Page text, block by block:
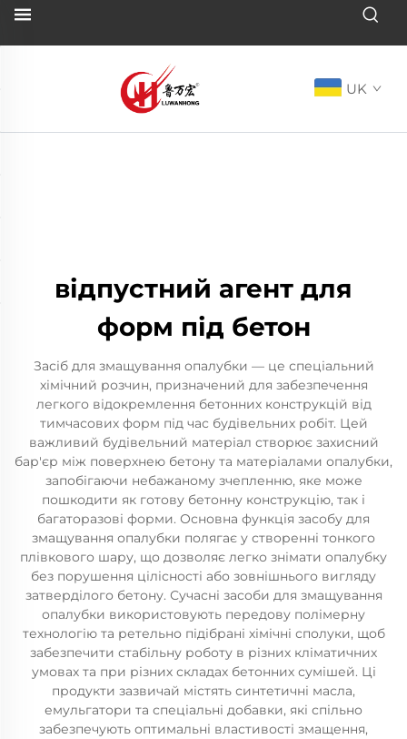
UK
відпустний агент для
форм під бетон
Засіб для змащування опалубки — це спеціальний
хімічний розчин, призначений для забезпечення
легкого відокремлення бетонних конструкцій від
тимчасових форм під час будівельних робіт. Цей
важливий будівельний матеріал створює захисний
бар'єр між поверхнею бетону та матеріалами опалубки,
запобігаючи небажаному зчепленню, яке може
пошкодити як готову бетонну конструкцію, так і
багаторазові форми. Основна функція засобу для
змащування опалубки полягає у створенні тонкого
плівкового шару, що дозволяє легко знімати опалубку
без порушення цілісності або зовнішнього вигляду
затверділого бетону. Сучасні засоби для змащування
опалубки використовують передову полімерну
технологію та ретельно підібрані хімічні сполуки, щоб
забезпечити стабільну роботу в різних кліматичних
умовах та при різних складах бетонних сумішей. Ці
продукти зазвичай містять синтетичні масла,
емульгатори та спеціальні добавки, які спільно
забезпечують оптимальні властивості змащення,